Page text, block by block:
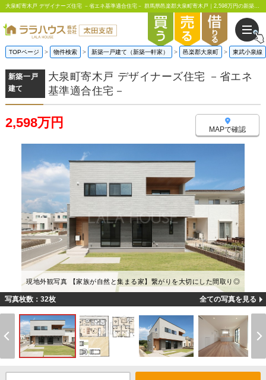
大泉町寄木戸 デザイナーズ住宅 －省エネ基準適合住宅－ 群馬県邑楽郡大泉町寄木戸｜2,598万円の新築一戸建て｜ララハウス太田支店
TOPページ 物件検索 新築一戸建て（新築一軒家） 邑楽郡大泉町 東武小泉線
新築一戸
建て
大泉町寄木戸 デザイナーズ住宅 －省エネ
基準適合住宅－
2,598万円 MAPで確認
現地外観写真 【家族が自然と集まる家】繋がりを大切にした間取り◎
写真枚数：32枚 全ての写真を見る